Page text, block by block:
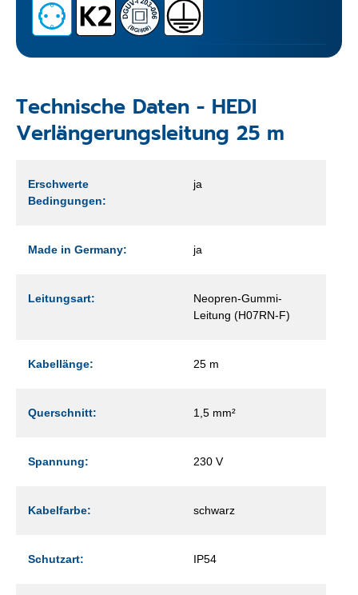
Technische Daten - HEDI
Verlängerungsleitung 25 m
Erschwerte
Bedingungen:
ja
Made in Germany: ja
Leitungsart:
Neopren-Gummi-
Leitung (H07RN-F)
Kabellänge: 25 m
Querschnitt: 1,5 mm²
Spannung: 230 V
Kabelfarbe: schwarz
Schutzart: IP54